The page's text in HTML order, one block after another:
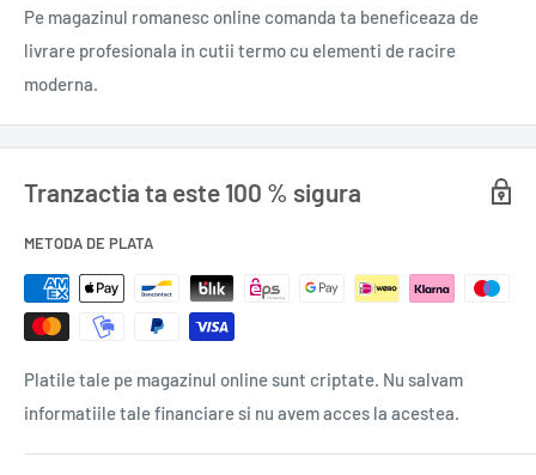
neliniștit zace sub pământ, amenințând să distrugă orașul, iar
cei cinci protectori ai săi trebuie să facă echipă și să-l
oprească, o dată pentru totdeauna.
RECOMANDĂRI
Neil Gaiman
„Cea mai premiată scriitoare de fantasy și science fiction din
New York Times
„O originală scrisoare de dragoste pentru New York, cu mize
Pe magazinul romanesc online comanda ta beneficeaza de
livrare profesionala in cutii termo cu elementi de racire
moderna.
Tranzactia ta este 100 % sigura
METODA DE PLATA
Platile tale pe magazinul online sunt criptate. Nu salvam
informatiile tale financiare si nu avem acces la acestea.